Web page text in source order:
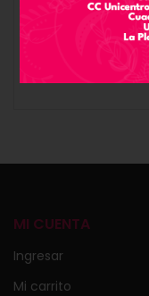
Solo los usuarios
este producto
MI CUENTA
Ingresar
Mi carrito